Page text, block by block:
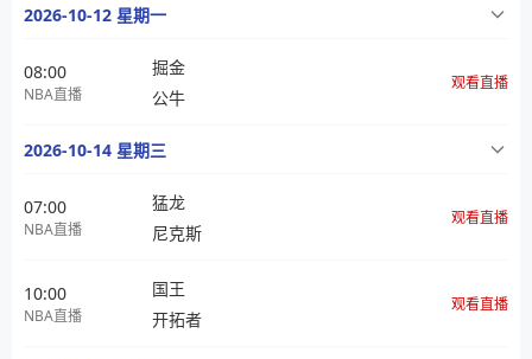
2026-10-12 星期一
08:00
NBA直播
掘金
公牛
观看直播
2026-10-14 星期三
07:00
NBA直播
猛龙
尼克斯
观看直播
10:00
NBA直播
国王
开拓者
观看直播